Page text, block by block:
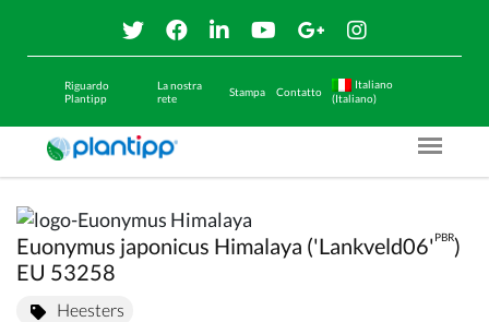
Riguardo
Plantipp
La nostra
rete
Stampa Contatto
Italiano
(Italiano)
Menu
Euonymus japonicus Himalaya ('Lankveld06' PBR)
EU 53258
Heesters